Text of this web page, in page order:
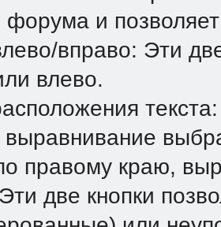
и
вправо: Эти
влево.
правому краю,
две кнопки